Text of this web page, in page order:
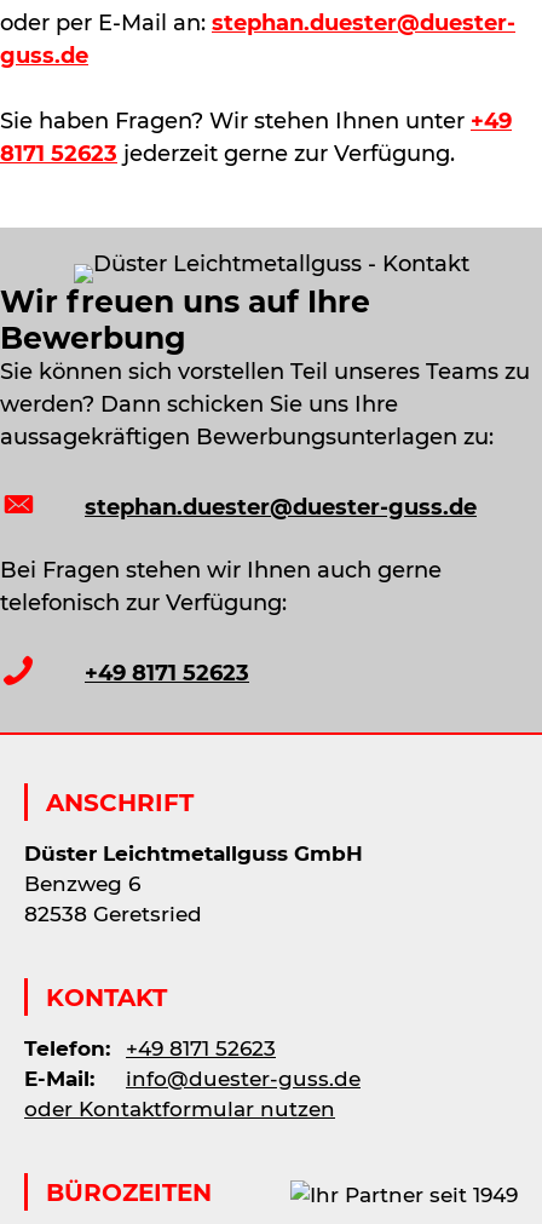
oder per E-Mail an: stephan.duester@duester-
guss.de
Sie haben Fragen? Wir stehen Ihnen unter +49
8171 52623 jederzeit gerne zur Verfügung.
Wir freuen uns auf Ihre
Bewerbung
Sie können sich vorstellen Teil unseres Teams zu
werden? Dann schicken Sie uns Ihre
aussagekräftigen Bewerbungsunterlagen zu:
stephan.duester@duester-guss.de
Bei Fragen stehen wir Ihnen auch gerne
telefonisch zur Verfügung:
+49 8171 52623
ANSCHRIFT
Düster Leichtmetallguss GmbH
Benzweg 6
82538 Geretsried
KONTAKT
Telefon:
+49 8171 52623
E-Mail:
info@duester-guss.de
oder Kontaktformular nutzen
BÜROZEITEN